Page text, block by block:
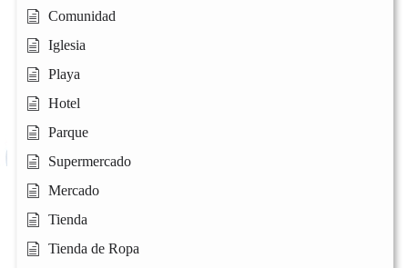
Comunidad
Iglesia
Playa
Hotel
Parque
Supermercado
Mercado
Tienda
Tienda de Ropa